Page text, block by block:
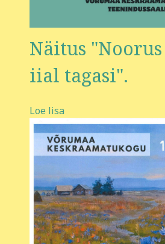
Näitus
iial tagasi".
Loe lisa